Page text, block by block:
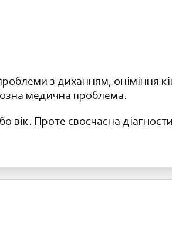
з диханням, оніміння
медична проблема.
вік. Проте своєчасна